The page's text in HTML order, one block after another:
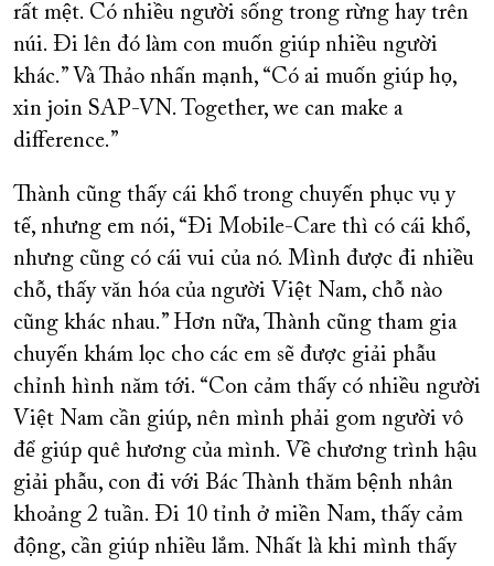
rất mệt. Có nhiều người sống trong rừng hay trên
núi. Đi lên đó làm con muốn giúp nhiều người
khác.” Và Thảo nhấn mạnh, “Có ai muốn giúp họ,
xin join SAP-VN. Together, we can make a
difference.”
Thành cũng thấy cái khổ trong chuyến phục vụ y
tế, nhưng em nói, “Đi Mobile-Care thì có cái khổ,
nhưng cũng có cái vui của nó. Mình được đi nhiều
chỗ, thấy văn hóa của người Việt Nam, chỗ nào
cũng khác nhau.” Hơn nữa, Thành cũng tham gia
chuyến khám lọc cho các em sẽ được giải phẫu
chỉnh hình năm tới. “Con cảm thấy có nhiều người
Việt Nam cần giúp, nên mình phải gom người vô
để giúp quê hương của mình. Về chương trình hậu
giải phẫu, con đi với Bác Thành thăm bệnh nhân
khoảng 2 tuần. Đi 10 tỉnh ở miền Nam, thấy cảm
động, cần giúp nhiều lắm. Nhất là khi mình thấy